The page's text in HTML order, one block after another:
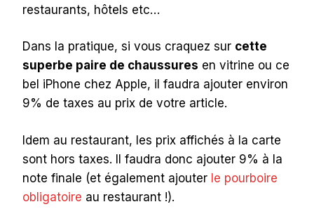
restaurants, hôtels etc…
Dans la pratique, si vous craquez sur cette
superbe paire de chaussures en vitrine ou ce
bel iPhone chez Apple, il faudra ajouter environ
9% de taxes au prix de votre article.
Idem au restaurant, les prix affichés à la carte
sont hors taxes. Il faudra donc ajouter 9% à la
note finale (et également ajouter le pourboire
obligatoire au restaurant !).